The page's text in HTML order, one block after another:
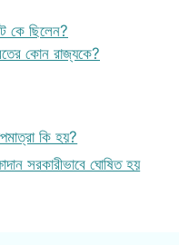
কে ছিলেন?
কোন রাজ্যকে?
কি হয়?
সরকারীভাবে ঘোষিত হয়